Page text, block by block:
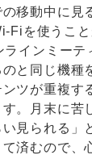
移動中に見
Fiを使うこ
インミーテ
と同じ機種
ツが重複す
。月末に苦
い見られる
済むので、